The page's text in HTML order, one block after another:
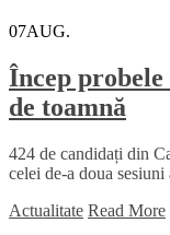
07AUG.
Încep
de toamnă
424 de candidați din
celei de-a doua
Actualitate Read More